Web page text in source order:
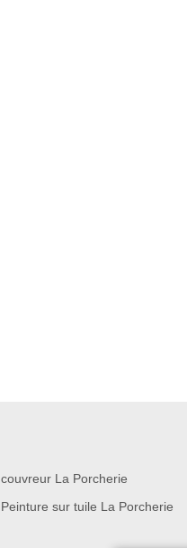
couvreur La Porcherie
Peinture sur tuile La Porcherie